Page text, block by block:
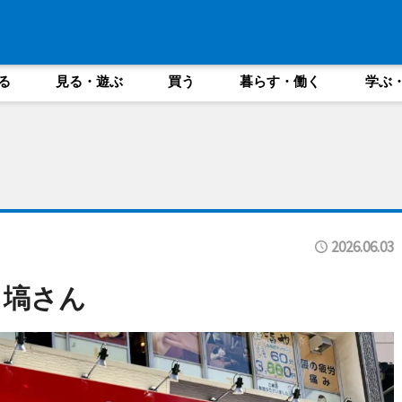
見る・遊ぶ 買う 暮らす・働く 学ぶ
2026.06.03
さん